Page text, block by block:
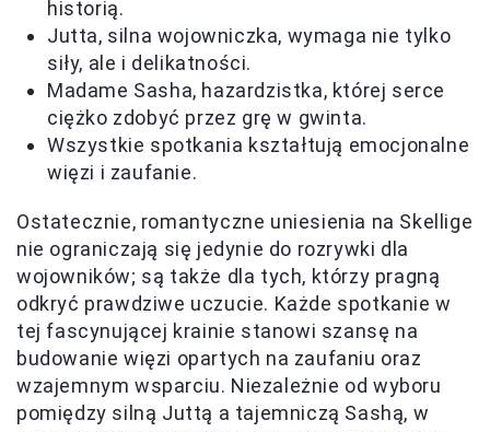
historią.
Jutta, silna wojowniczka, wymaga nie tylko
siły, ale i delikatności.
Madame Sasha, hazardzistka, której serce
ciężko zdobyć przez grę w gwinta.
Wszystkie spotkania kształtują emocjonalne
więzi i zaufanie.
Ostatecznie, romantyczne uniesienia na Skellige
nie ograniczają się jedynie do rozrywki dla
wojowników; są także dla tych, którzy pragną
odkryć prawdziwe uczucie. Każde spotkanie w
tej fascynującej krainie stanowi szansę na
budowanie więzi opartych na zaufaniu oraz
wzajemnym wsparciu. Niezależnie od wyboru
pomiędzy silną Juttą a tajemniczą Sashą, w